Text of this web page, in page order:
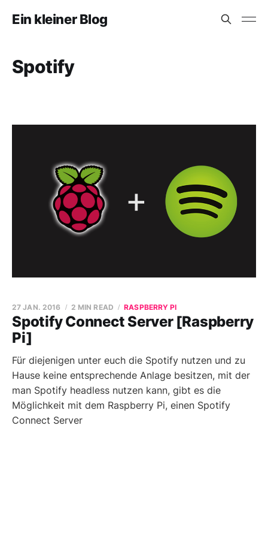
Ein kleiner Blog
Spotify
Spotify Connect Server [Raspberry
Pi]
27 JAN. 2016 2 MIN READ RASPBERRY PI
Für diejenigen unter euch die Spotify nutzen und zu
Hause keine entsprechende Anlage besitzen, mit der
man Spotify headless nutzen kann, gibt es die
Möglichkeit mit dem Raspberry Pi, einen Spotify
Connect Server